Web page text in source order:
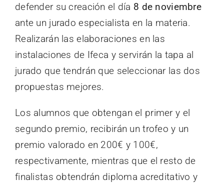
defender su creación el día 8 de noviembre
ante un jurado especialista en la materia.
Realizarán las elaboraciones en las
instalaciones de Ifeca y servirán la tapa al
jurado que tendrán que seleccionar las dos
propuestas mejores.
Los alumnos que obtengan el primer y el
segundo premio, recibirán un trofeo y un
premio valorado en 200€ y 100€,
respectivamente, mientras que el resto de
finalistas obtendrán diploma acreditativo y